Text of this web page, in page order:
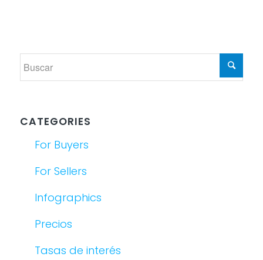
CATEGORIES
For Buyers
For Sellers
Infographics
Precios
Tasas de interés